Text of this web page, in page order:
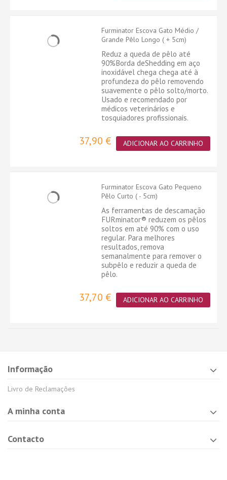
Furminator Escova Gato Médio /
Grande Pêlo Longo ( + 5cm)
Reduz a queda de pêlo até
90%Borda deShedding em aço
inoxidável chega chega até à
profundeza do pêlo removendo
suavemente o pêlo solto/morto.
Usado e recomendado por
médicos veterinários e
tosquiadores profissionais.
37,90 € ADICIONAR AO CARRINHO
Furminator Escova Gato Pequeno
Pêlo Curto ( - 5cm)
As ferramentas de descamação
FURminator® reduzem os pêlos
soltos em até 90% com o uso
regular. Para melhores
resultados, remova
semanalmente para remover o
subpêlo e reduzir a queda de
pêlo.
37,70 € ADICIONAR AO CARRINHO
Informação
Livro de Reclamações
A minha conta
Contacto